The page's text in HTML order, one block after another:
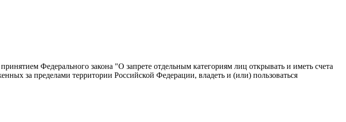
Федерального закона "О запрете отдельным категориям лиц открывать и иметь счета
за пределами территории Российской Федерации, владеть и (или) пользоваться